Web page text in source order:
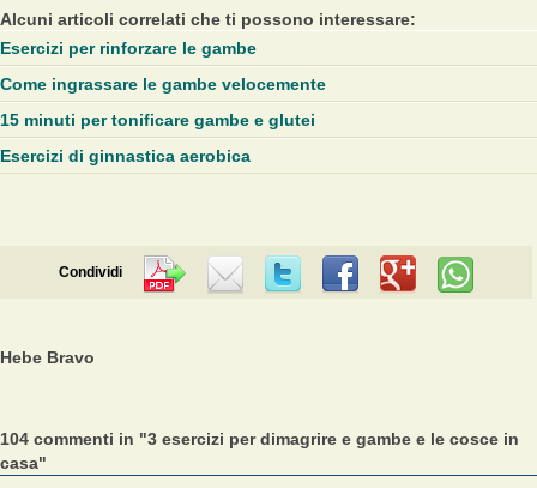
Alcuni articoli correlati che ti possono interessare:
Esercizi per rinforzare le gambe
Come ingrassare le gambe velocemente
15 minuti per tonificare gambe e glutei
Esercizi di ginnastica aerobica
Condividi
Hebe Bravo
104 commenti in "3 esercizi per dimagrire e gambe e le cosce in
casa"